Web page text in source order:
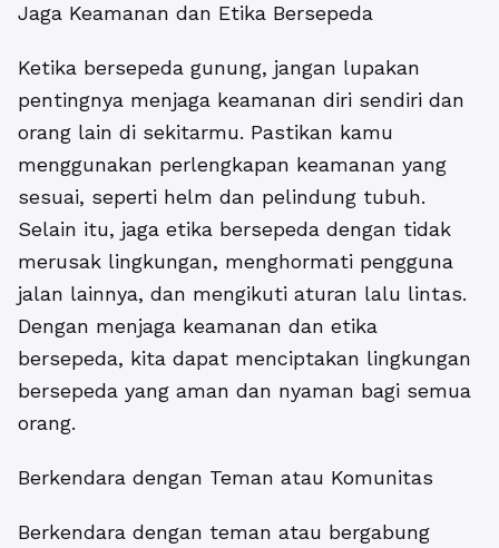
Jaga Keamanan dan Etika Bersepeda
Ketika bersepeda gunung, jangan lupakan
pentingnya menjaga keamanan diri sendiri dan
orang lain di sekitarmu. Pastikan kamu
menggunakan perlengkapan keamanan yang
sesuai, seperti helm dan pelindung tubuh.
Selain itu, jaga etika bersepeda dengan tidak
merusak lingkungan, menghormati pengguna
jalan lainnya, dan mengikuti aturan lalu lintas.
Dengan menjaga keamanan dan etika
bersepeda, kita dapat menciptakan lingkungan
bersepeda yang aman dan nyaman bagi semua
orang.
Berkendara dengan Teman atau Komunitas
Berkendara dengan teman atau bergabung